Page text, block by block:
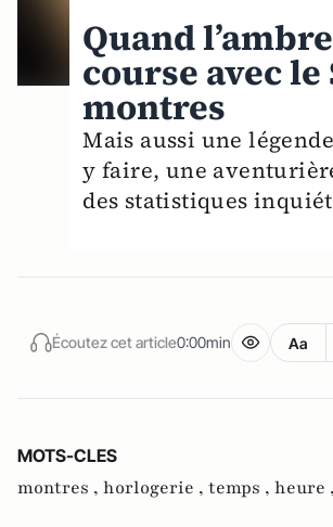
Quand
course avec
montres
Mais aussi une
y faire, une
des statistiques
Écoutez cet article0:00min Aa
MOTS-CLES
montres , horlogerie , temps , heure ,